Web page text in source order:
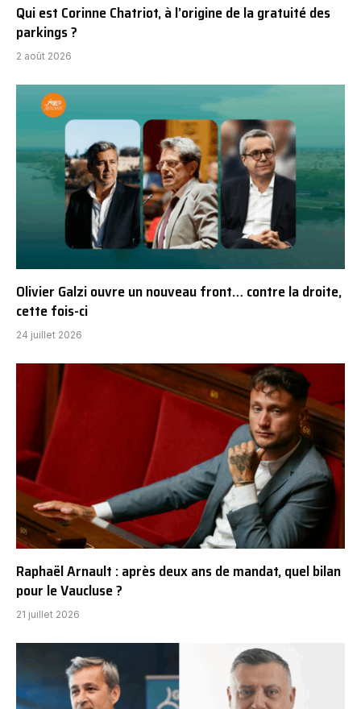
Qui est Corinne Chatriot, à l’origine de la gratuité des
parkings ?
2 août 2026
Olivier Galzi ouvre un nouveau front… contre la droite,
cette fois-ci
24 juillet 2026
Raphaël Arnault : après deux ans de mandat, quel bilan
pour le Vaucluse ?
21 juillet 2026